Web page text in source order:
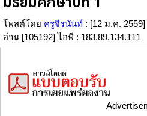
โพสต์โดย ครูจีรนันท์ : [12 ม.ค. 2559]
อ่าน [105192] ไอพี : 183.89.134.111